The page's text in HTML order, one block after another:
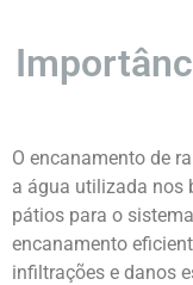
O encanamento de
a água utilizada nos
pátios para o
encanamento
infiltrações e danos